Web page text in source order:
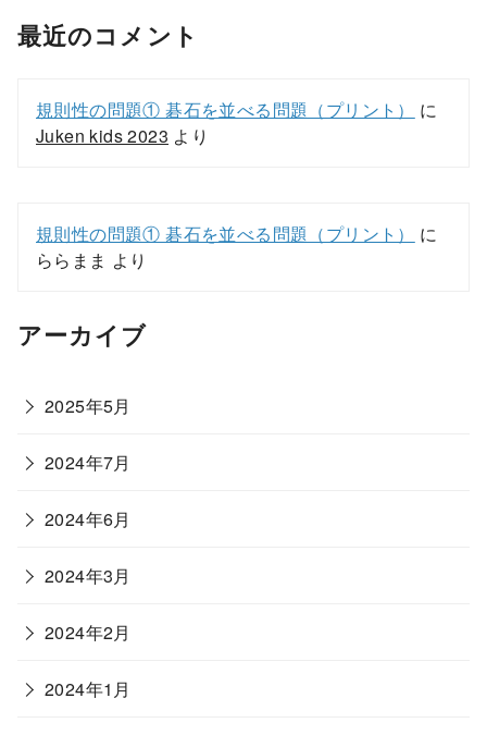
最近のコメント
規則性の問題① 碁石を並べる問題（プリント）
に
Juken kids 2023 より
規則性の問題① 碁石を並べる問題（プリント）
に
ららまま より
アーカイブ
2025年5月
2024年7月
2024年6月
2024年3月
2024年2月
2024年1月